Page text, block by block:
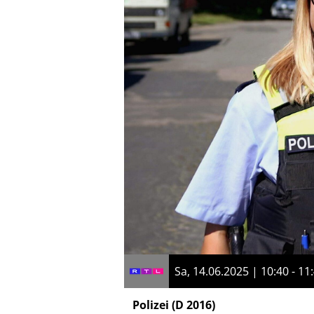
Sa, 14.06.2025 | 10:40 -
Polizei (D 2016)